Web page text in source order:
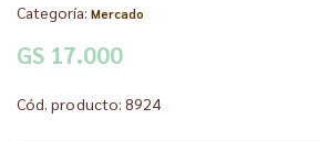
Categoría: Mercado
GS 17.000
Cód. producto: 8924